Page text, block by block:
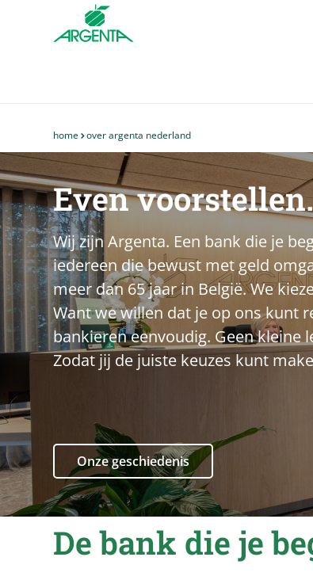
Ga naar de
hoofdinhoud
Je
bent
hier
home over argenta nederland
Even
Wij zijn Argenta. Een bank die je
iedereen die bewust met geld
meer dan 65 jaar in België. We
Want we willen dat je op ons kunt
bankieren eenvoudig. Geen
Zodat jij de juiste keuzes kunt
Onze geschiedenis
De bank die je